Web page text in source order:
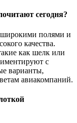
сегодня?
широкими полями и
качества.
как шелк или
с
варианты,
авиакомпаний.